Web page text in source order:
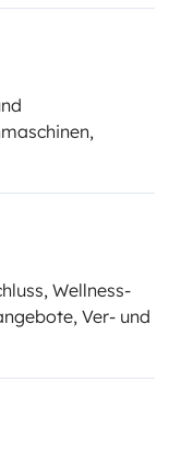
Wellness-
Ver- und